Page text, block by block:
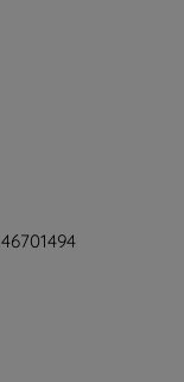
46701494